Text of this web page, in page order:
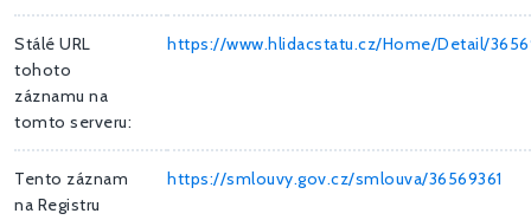
Stálé URL
tohoto
záznamu na
tomto serveru:
https://www.hlidacstatu.cz/Home/Detail/
Tento záznam
na Registru
https://smlouvy.gov.cz/smlouva/36569361